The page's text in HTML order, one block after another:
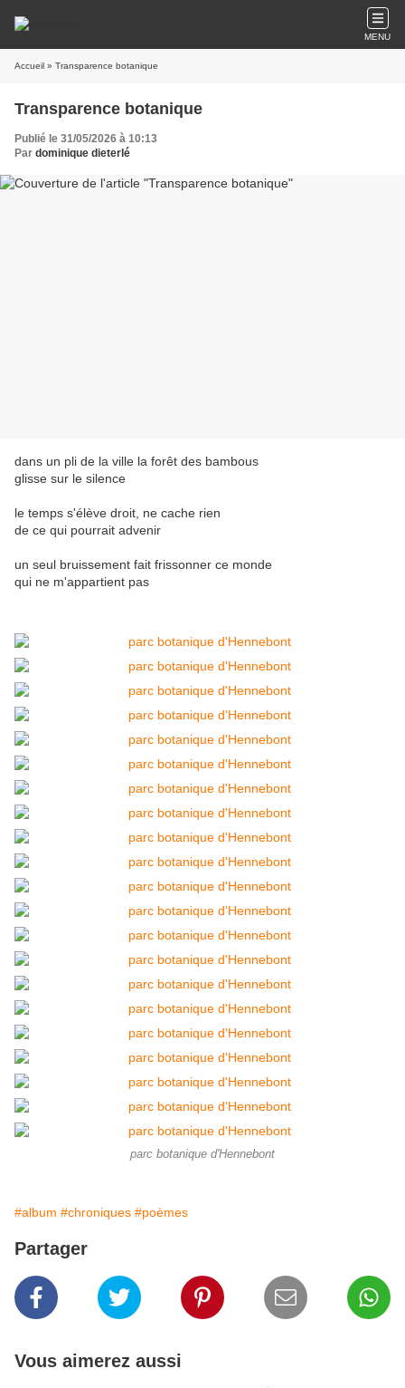
MENU
Accueil » Transparence botanique
Transparence botanique
Publié le 31/05/2026 à 10:13
Par dominique dieterlé
dans un pli de la ville la forêt des bambous
glisse sur le silence
le temps s'élève droit, ne cache rien
de ce qui pourrait advenir
un seul bruissement fait frissonner ce monde
qui ne m'appartient pas
parc botanique d'Hennebont
#album #chroniques #poèmes
Partager
Vous aimerez aussi